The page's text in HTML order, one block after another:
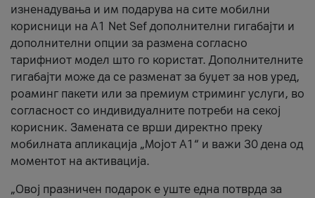
изненадувања и им подарува на сите мобилни
корисници на A1 Net Sef дополнителни гигабајти и
дополнителни опции за размена согласно
тарифниот модел што го користат. Дополнителните
гигабајти може да се разменат за буџет за нов уред,
роаминг пакети или за премиум стриминг услуги, во
согласност со индивидуалните потреби на секој
корисник. Замената се врши директно преку
мобилната апликација „Мојот А1“ и важи 30 дена од
моментот на активација.
„Овој празничен подарок е уште една потврда за